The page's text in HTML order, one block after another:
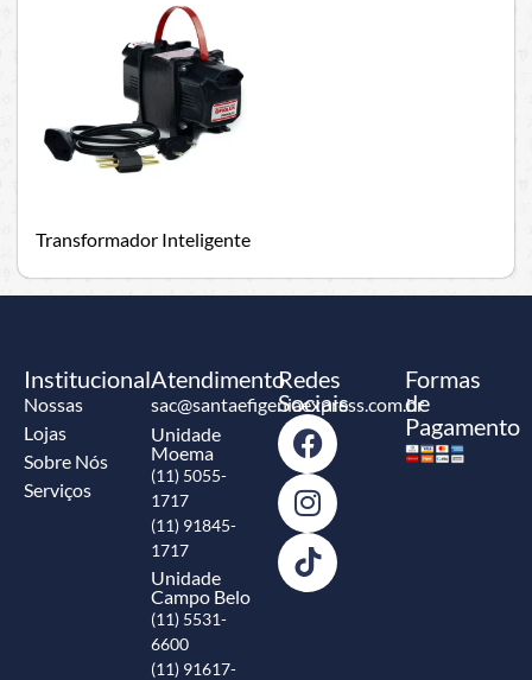
Transformador Inteligente
Institucional
Nossas
Lojas
Sobre Nós
Serviços
Atendimento
sac@santaefigeniaexpress.com.br
Unidade
Moema
(11) 5055-
1717
(11) 91845-
1717
Unidade
Campo Belo
(11) 5531-
6600
(11) 91617-
Redes
Sociais
Formas
de
Pagamento